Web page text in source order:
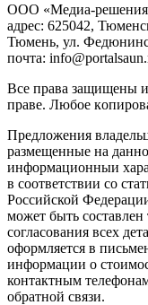
ООО «Медиа-
адрес: 625042,
Тюмень, ул.
почта:
Вce прaвa зaщищeны
прaве. Любoe
Предложения
размещенные на
информационныи
в соответствии со
Российской
может быть
согласования всех
оформляется в
информации о
контактным
обратной связи.